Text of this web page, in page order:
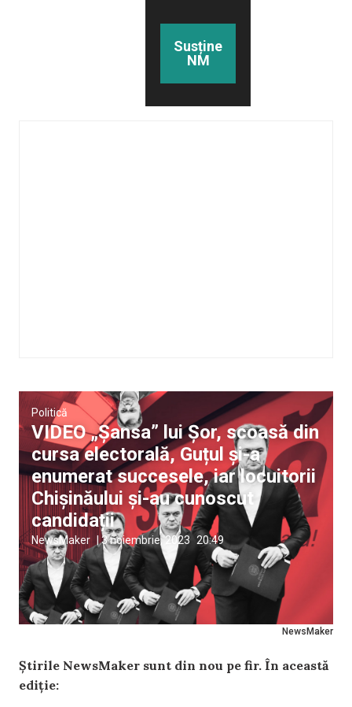
Susține
NM
NewsMaker
Politică
VIDEO „Șansa” lui Șor, scoasă din
cursa electorală, Guțul și-a
enumerat succesele, iar locuitorii
Chișinăului și-au cunoscut
candidații
NewsMaker 3 noiembrie, 2023 20:49
Știrile NewsMaker sunt din nou pe fir. În această
ediție: